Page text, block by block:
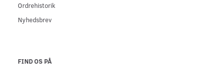
Ordrehistorik
Nyhedsbrev
FIND OS PÅ